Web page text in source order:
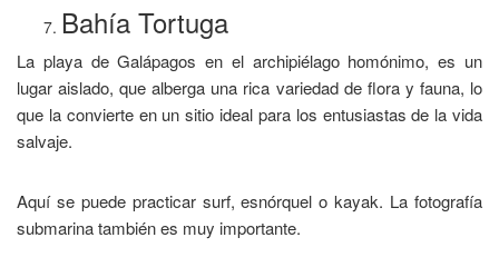
Bahía Tortuga
La playa de Galápagos en el archipiélago homónimo, es un
lugar aislado, que alberga una rica variedad de flora y fauna, lo
que la convierte en un sitio ideal para los entusiastas de la vida
salvaje.
Aquí se puede practicar surf, esnórquel o kayak. La fotografía
submarina también es muy importante.